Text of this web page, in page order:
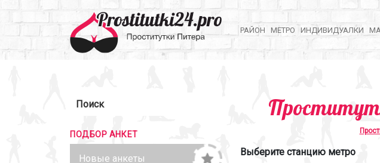
РАЙОН МЕТРО ИНДИВИДУАЛКИ
Поиск
ПОДБОР АНКЕТ
Новые анкеты
Выберите станцию метро